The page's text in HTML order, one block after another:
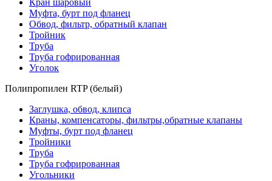
Муфта, бурт под фланец
Обвод, фильтр, обратный клапан
Тройник
Труба
Труба гофрированная
Уголок
Полипропилен RTP (белый)
Заглушка, обвод, клипса
Краны, компенсаторы, фильтры,обратные клапаны
Муфты, бурт под фланец
Тройники
Труба
Труба гофрированная
Угольники